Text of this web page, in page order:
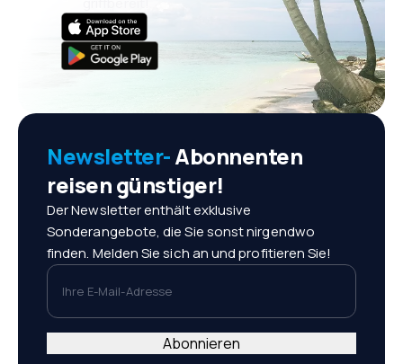
Newsletter-Abonnenten
reisen günstiger!
Der Newsletter enthält exklusive
Sonderangebote, die Sie sonst nirgendwo
finden. Melden Sie sich an und profitieren Sie!
Ihre E-Mail-Adresse
Abonnieren